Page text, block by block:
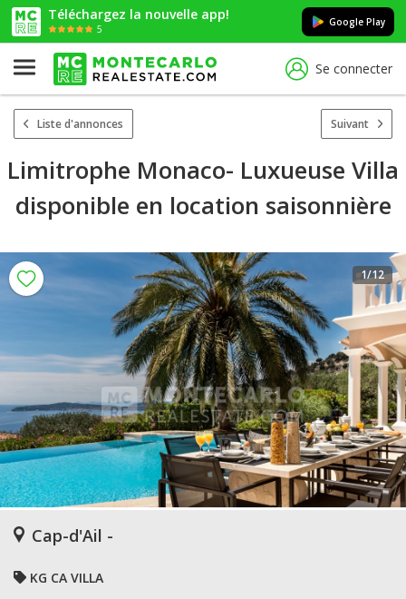
Téléchargez la nouvelle app!
5
Google Play
Se connecter
Liste d'annonces Suivant
Limitrophe Monaco- Luxueuse Villa
disponible en location saisonnière
1/12
Cap-d'Ail -
KG CA VILLA